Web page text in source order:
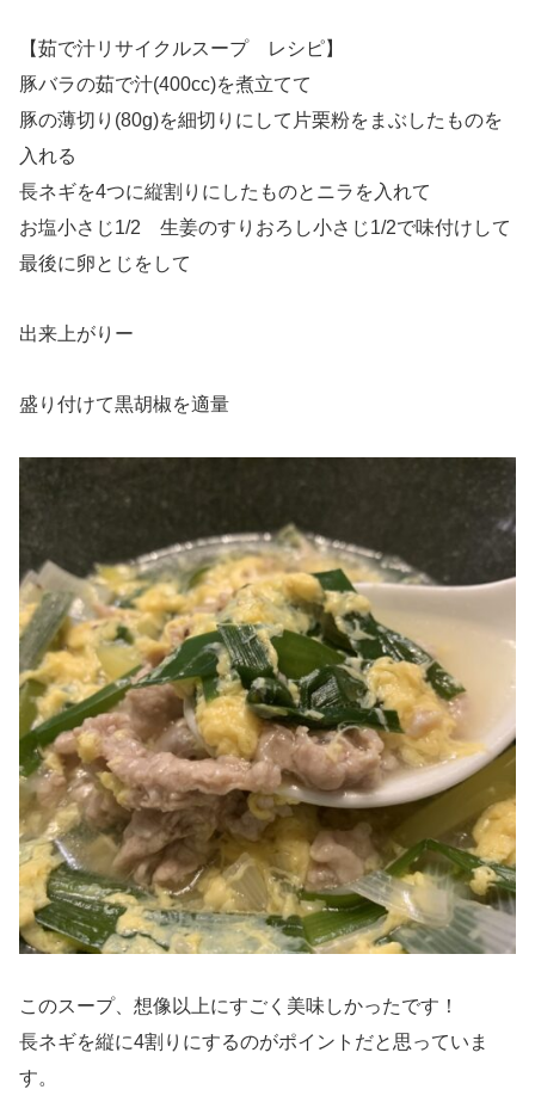
【茹で汁リサイクルスープ レシピ】
豚バラの茹で汁(400cc)を煮立てて
豚の薄切り(80g)を細切りにして片栗粉をまぶしたものを
入れる
長ネギを4つに縦割りにしたものとニラを入れて
お塩小さじ1/2 生姜のすりおろし小さじ1/2で味付けして
最後に卵とじをして
出来上がりー
盛り付けて黒胡椒を適量
このスープ、想像以上にすごく美味しかったです！
長ネギを縦に4割りにするのがポイントだと思っていま
す。